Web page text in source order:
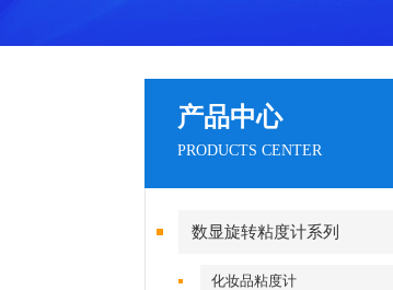
产品中心
PRODUCTS CENTER
数显旋转粘度计系列
化妆品粘度计